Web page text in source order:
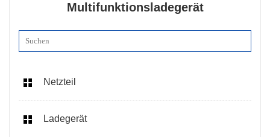
Multifunktionsladegerät
Netzteil
Ladegerät